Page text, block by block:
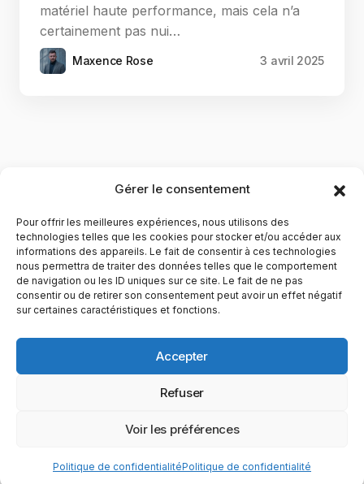
Gérer le consentement
Pour offrir les meilleures expériences, nous utilisons des
technologies telles que les cookies pour stocker et/ou accéder aux
informations des appareils. Le fait de consentir à ces technologies
nous permettra de traiter des données telles que le comportement
de navigation ou les ID uniques sur ce site. Le fait de ne pas
consentir ou de retirer son consentement peut avoir un effet négatif
sur certaines caractéristiques et fonctions.
Accepter
Refuser
Voir les préférences
Politique de confidentialitéPolitique de confidentialité
matériel haute performance, mais cela n’a
certainement pas nui…
Maxence Rose 3 avril 2025
YubiGeek est un média français dédié aux nouvelles
technologies, à la culture geek et au numérique. Fondé par
du web, du gaming et de la science, avec une approche
© 2025 YubiGeek. Tous droits réservés.